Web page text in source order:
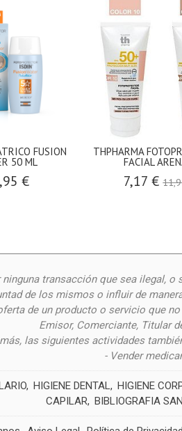
FUSION
50 ML
€
THPHARMA
FACIAL
7,17 €
transacción que sea ilegal, o
de los mismos o influir de
de un producto o servicio que
Emisor, Comerciante, Titular
las siguientes actividades
- Vender
HIGIENE DENTAL HIGIENE
CAPILAR BIBLIOGRAFIA